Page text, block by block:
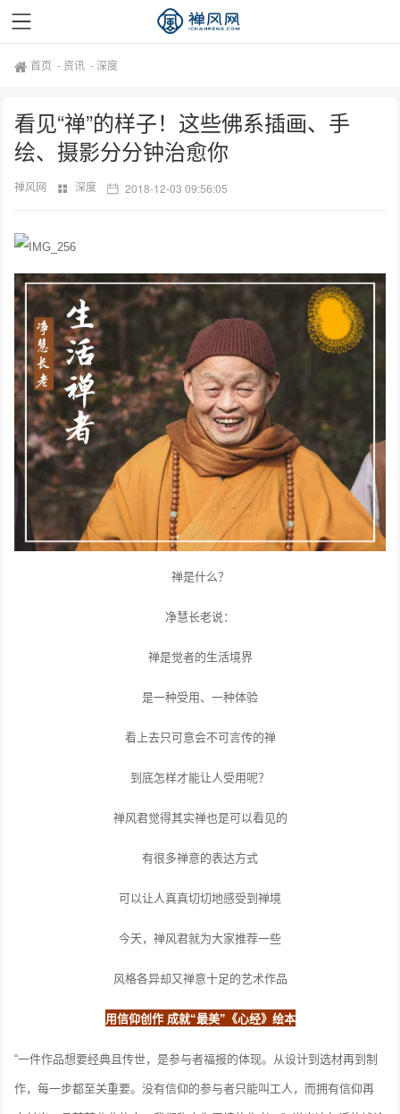
首页 - 资讯 -深度
看见“禅”的样子！这些佛系插画、手
绘、摄影分分钟治愈你
禅风网 深度 2018-12-03 09:56:05
禅是什么？
净慧长老说：
禅是觉者的生活境界
是一种受用、一种体验
看上去只可意会不可言传的禅
到底怎样才能让人受用呢？
禅风君觉得其实禅也是可以看见的
有很多禅意的表达方式
可以让人真真切切地感受到禅境
今天，禅风君就为大家推荐一些
风格各异却又禅意十足的艺术作品
用信仰创作 成就“最美”《心经》绘本
“一件作品想要经典且传世，是参与者福报的体现。从设计到选材再到制
作，每一步都至关重要。没有信仰的参与者只能叫工人，而拥有信仰再